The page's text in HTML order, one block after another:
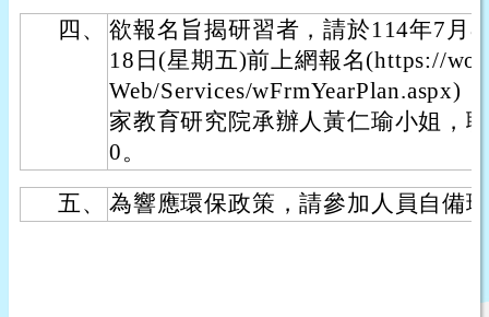
四、
欲報名旨揭研習者，請於114年7月
18日(星期五)前上網報名(https://
Web/Services/wFrmYearPlan.aspx)
家教育研究院承辦人黃仁瑜小姐，
0。
五、
為響應環保政策，請參加人員自備